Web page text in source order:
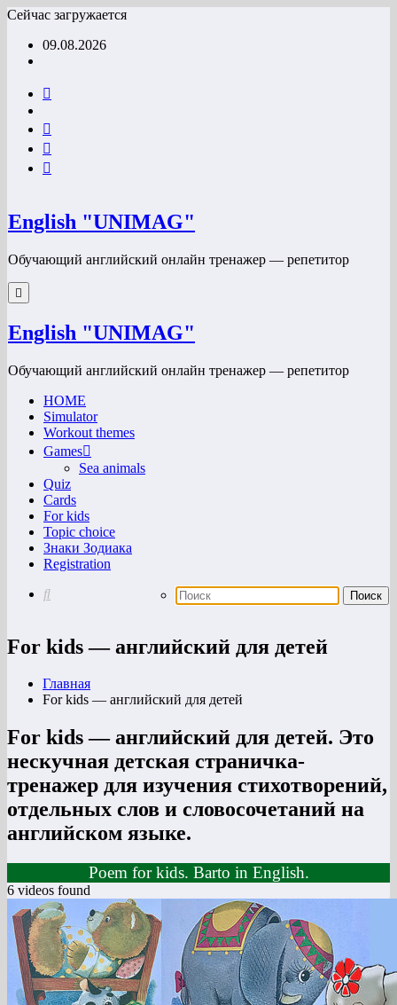
Перейти
содержимому
Сейчас загружается
09.08.2026
English "UNIMAG"
Обучающий английский онлайн тренажер — репетитор
English "UNIMAG"
Обучающий английский онлайн тренажер — репетитор
HOME
Simulator
Workout themes
Games
Sea animals
Quiz
Cards
For kids
Topic choice
Знаки Зодиака
Registration
For kids — английский для детей
Главная
For kids — английский для детей
For kids — английский для детей. Это
нескучная детская страничка-
тренажер для изучения стихотворений,
отдельных слов и словосочетаний на
английском языке.
Poem for kids. Barto in English.
6 videos found